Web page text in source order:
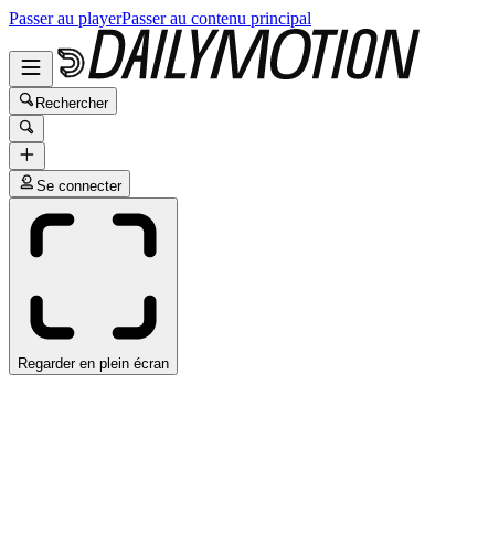
Passer au playerPasser au contenu principal
Rechercher
Se connecter
Regarder en plein écran